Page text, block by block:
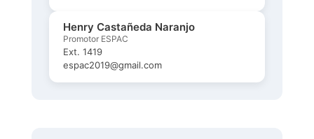
Henry Castañeda Naranjo
Promotor ESPAC
Ext. 1419
espac2019@gmail.com